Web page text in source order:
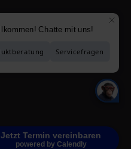
Jetzt Termin vereinbaren
powered by Calendly